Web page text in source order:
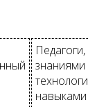
навыками